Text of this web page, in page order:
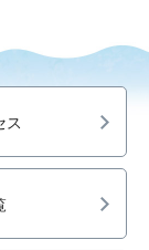
ス